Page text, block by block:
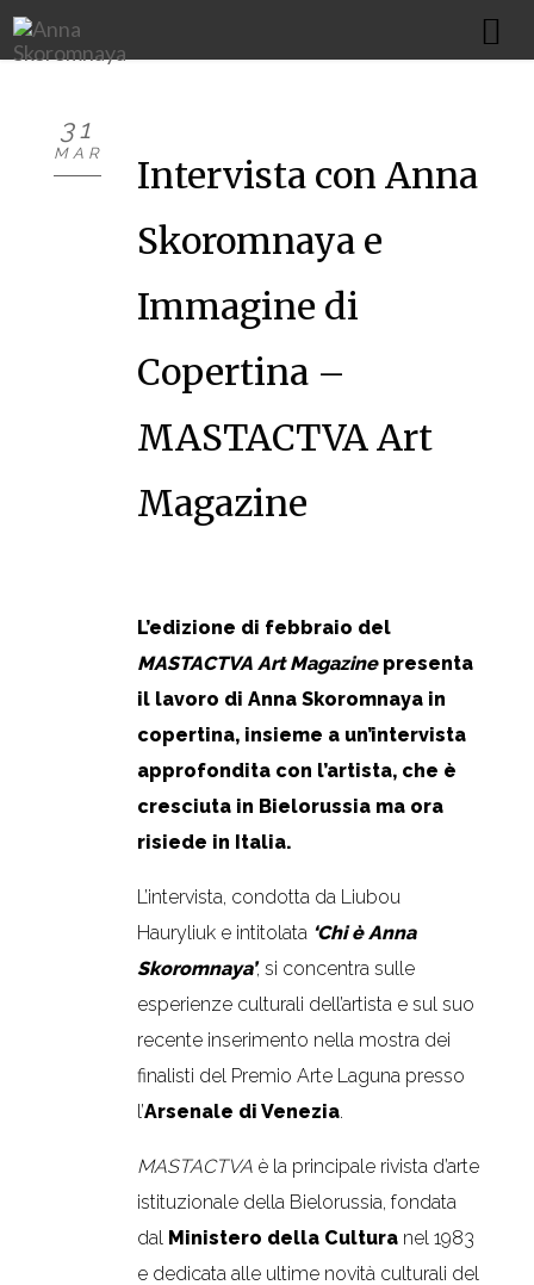
NEWS
31
MAR
Intervista con Anna
Skoromnaya e
Immagine di
Copertina –
MASTACTVA Art
Magazine
L’edizione di febbraio del
MASTACTVA Art Magazinepresenta
il lavoro di Anna Skoromnaya in
copertina, insieme a un’intervista
approfondita con l’artista, che è
cresciuta in Bielorussia ma ora
risiede in Italia.
L’intervista, condotta da Liubou
Hauryliuk e intitolata ‘Chi è Anna
Skoromnaya’, si concentra sulle
esperienze culturali dell’artista e sul suo
recente inserimento nella mostra dei
finalisti del Premio Arte Laguna presso
l’Arsenale di Venezia.
MASTACTVA è la principale rivista d’arte
istituzionale della Bielorussia, fondata
dal Ministero della Cultura nel 1983
e dedicata alle ultime novità culturali del